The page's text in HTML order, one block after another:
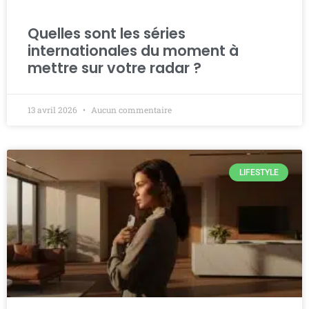
Quelles sont les séries
internationales du moment à
mettre sur votre radar ?
13 avril 2026 Aucun commentaire
LIFESTYLE